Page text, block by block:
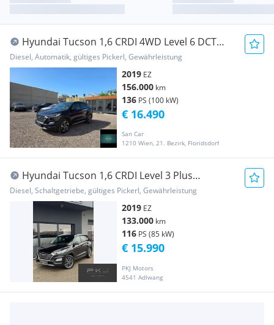
Hyundai Tucson 1,6 CRDI 4WD Level 6 DCT
Aut.
Diesel, Automatik, gültiges Pickerl, Gewährleistung
2019 EZ
156.000 km
136 PS (100 kW)
San Car
1210 Wien, 21. Bezirk, Floridsdorf
€ 16.490
Hyundai Tucson 1,6 CRDI Level 3 Plus
#1.BESITZ#
Diesel, Schaltgetriebe, gültiges Pickerl, Gewährleistung
2019 EZ
133.000 km
116 PS (85 kW)
PKJ Motors
4541 Adlwang
€ 15.990